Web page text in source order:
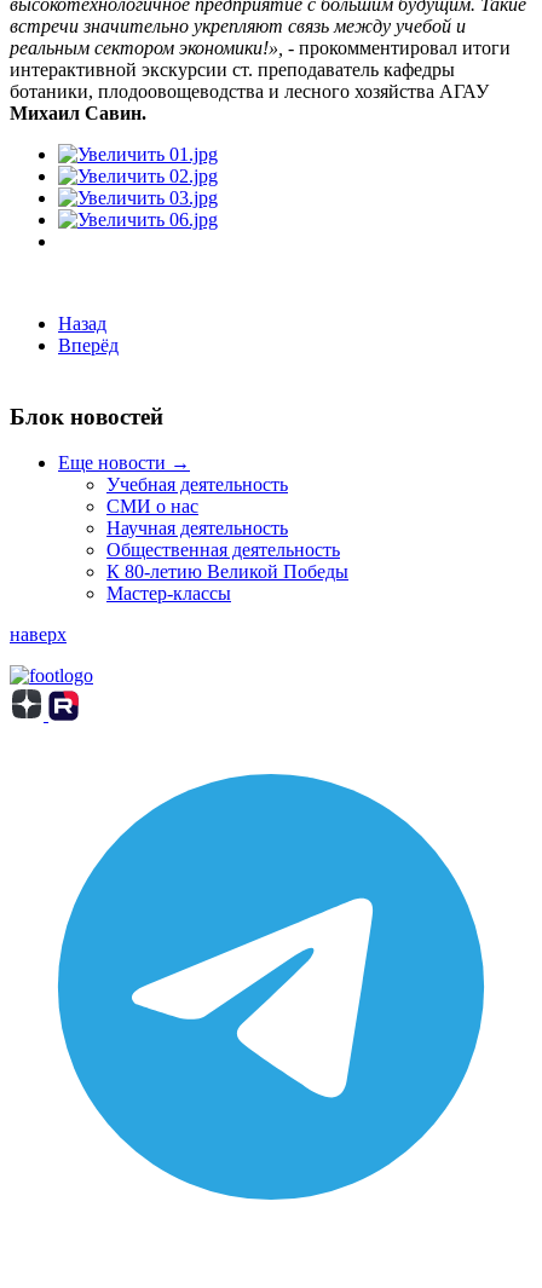
встречи значительно укрепляют связь между учебой и
реальным сектором экономики!», - прокомментировал итоги
интерактивной экскурсии ст. преподаватель кафедры
ботаники, плодоовощеводства и лесного хозяйства АГАУ
Михаил Савин.
Назад
Вперёд
Блок новостей
Еще новости →
Учебная деятельность
СМИ о нас
Научная деятельность
Общественная деятельность
К 80-летию Великой Победы
Мастер-классы
наверх